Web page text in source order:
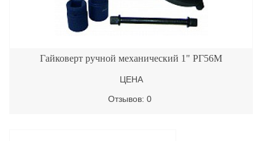
Гайковерт ручной механический 1" РГ56М
ЦЕНА
Отзывов: 0